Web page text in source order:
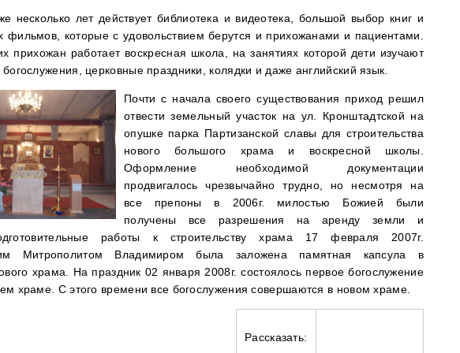
несколько лет действует библиотека и видеотека, большой выбор книг и
фильмов, которые с удовольствием берутся и прихожанами и пациентами.
прихожан работает воскресная школа, на занятиях которой дети изучают
церковные праздники, колядки и даже английский язык.
Почти с начала своего существования приход решил
отвести земельный участок на ул. Кронштадтской на
опушке парка Партизанской славы для строительства
нового большого храма и воскресной школы.
Оформление необходимой документации
продвигалось чрезвычайно трудно, но несмотря на
все препоны в 2006г. милостью Божией были
получены все разрешения на аренду земли и
работы к строительству храма 17 февраля 2007г.
Митрополитом Владимиром была заложена памятная капсула в
храма. На праздник 02 января 2008г. состоялось первое богослужение
храме. С этого времени все богослужения совершаются в новом храме.
Рассказать: